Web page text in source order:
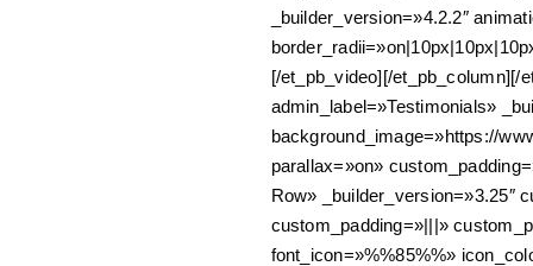
_builder_version=»4.2.2″
[/et_pb_video][/et_pb_column][/
admin_label=»Testimonials»
background_image=»https://
parallax=»on»
Row» _builder_version=»3.25″
custom_padding=»|||»
font_icon=»%%85%%»